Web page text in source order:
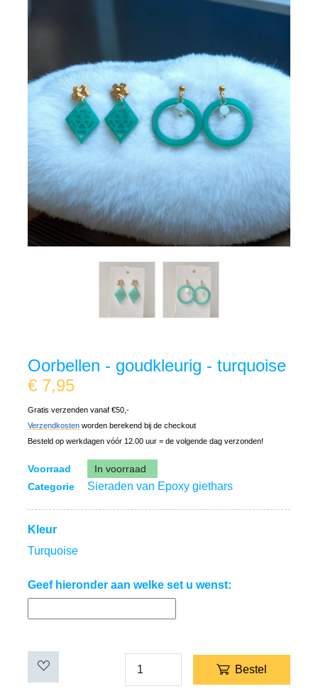
Oorbellen - goudkleurig - turquoise
€ 7,95
Gratis verzenden vanaf €50,-
Verzendkosten worden berekend bij de checkout
Besteld op werkdagen vóór 12.00 uur = de volgende dag verzonden!
Voorraad
In voorraad
Categorie
Sieraden van Epoxy giethars
Kleur
Turquoise
Geef hieronder aan welke set u wenst:
Bestel